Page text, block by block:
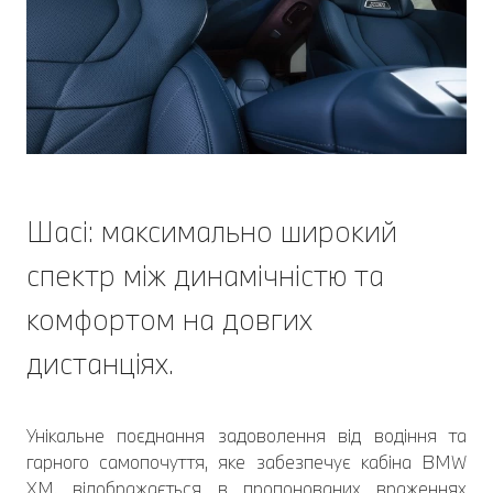
Шасі: максимально широкий
спектр між динамічністю та
комфортом на довгих
дистанціях.
Унікальне поєднання задоволення від водіння та
гарного самопочуття, яке забезпечує кабіна BMW
XM, відображається в пропонованих враженнях